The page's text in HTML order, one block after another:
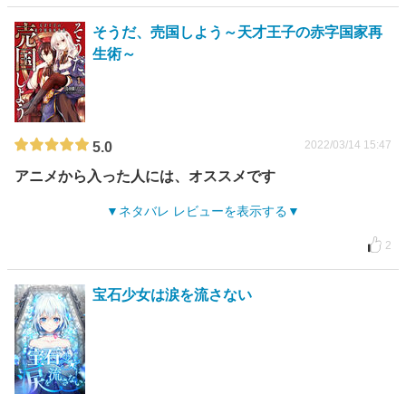
そうだ、売国しよう～天才王子の赤字国家再
生術～
5.0 2022/03/14 15:47
アニメから入った人には、オススメです
ネタバレ レビューを表示する
2
宝石少女は涙を流さない